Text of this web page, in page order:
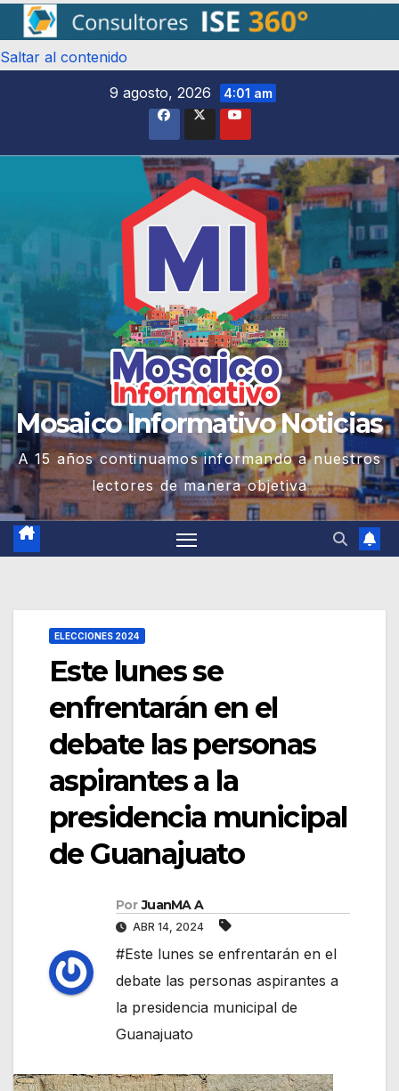
Saltar al contenido
9 agosto, 2026
4:01 am
Mosaico Informativo Noticias
A 15 años continuamos informando a nuestros
lectores de manera objetiva
ELECCIONES 2024
Este lunes se
enfrentarán en el
debate las personas
aspirantes a la
presidencia municipal
de Guanajuato
Por JuanMA A
ABR 14, 2024
#Este lunes se enfrentarán en el
debate las personas aspirantes a
la presidencia municipal de
Guanajuato